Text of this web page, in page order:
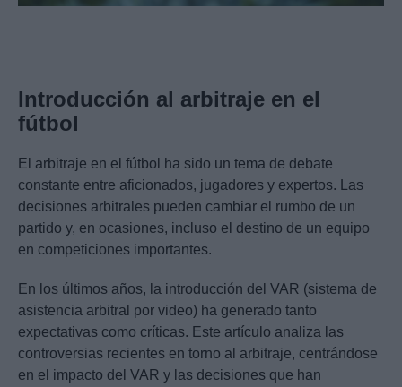
Introducción al arbitraje en el
fútbol
El arbitraje en el fútbol ha sido un tema de debate
constante entre aficionados, jugadores y expertos. Las
decisiones arbitrales pueden cambiar el rumbo de un
partido y, en ocasiones, incluso el destino de un equipo
en competiciones importantes.
En los últimos años, la introducción del VAR (sistema de
asistencia arbitral por video) ha generado tanto
expectativas como críticas. Este artículo analiza las
controversias recientes en torno al arbitraje, centrándose
en el impacto del VAR y las decisiones que han